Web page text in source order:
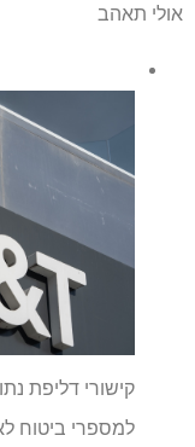
אולי תאהב
למספרי ביטוח